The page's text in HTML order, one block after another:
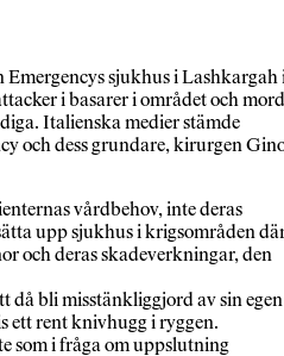
sjukhus i Lashkargah
i basarer i området och mord
Italienska medier stämde
och dess grundare, kirurgen
vårdbehov, inte deras
upp sjukhus i krigsområden
och deras skadeverkningar, den
då bli misstänkliggjord av sin egen
ett rent knivhugg i ryggen.
som i fråga om uppslutning